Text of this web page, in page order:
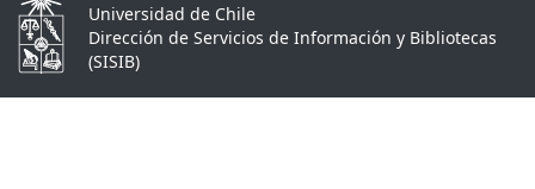
Universidad de Chile
Dirección de Servicios de Información y Bibliotecas
(SISIB)